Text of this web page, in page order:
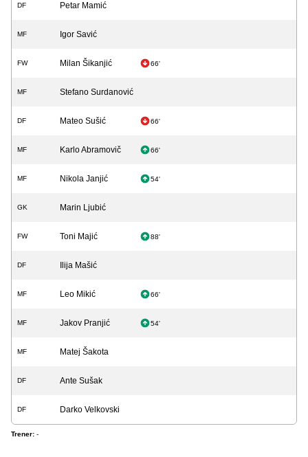
DF Petar Mamić
MF Igor Savić
FW Milan Šikanjić 66'
MF Stefano Surdanović
DF Mateo Sušić 66'
MF Karlo Abramovič 66'
MF Nikola Janjić 54'
GK Marin Ljubić
FW Toni Majić 88'
DF Ilija Mašić
MF Leo Mikić 66'
MF Jakov Pranjić 54'
MF Matej Šakota
DF Ante Sušak
DF Darko Velkovski
Trener: -